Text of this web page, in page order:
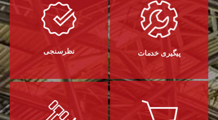
پیگیری خدمات نظرسنجی